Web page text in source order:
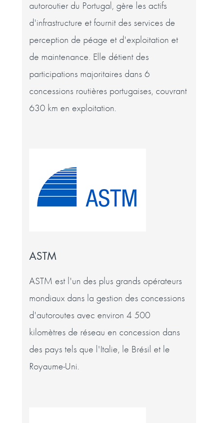
autoroutier du Portugal, gère les actifs
d'infrastructure et fournit des services de
perception de péage et d'exploitation et
de maintenance. Elle détient des
participations majoritaires dans 6
concessions routières portugaises, couvrant
630 km en exploitation.
ASTM
ASTM est l'un des plus grands opérateurs
mondiaux dans la gestion des concessions
d'autoroutes avec environ 4 500
kilomètres de réseau en concession dans
des pays tels que l'Italie, le Brésil et le
Royaume-Uni.